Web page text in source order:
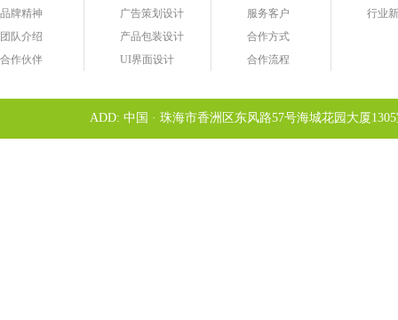
品牌精神
团队介绍
合作伙伴
广告策划设计
产品包装设计
UI界面设计
服务客户
合作方式
合作流程
行业
ADD: 中国 · 珠海市香洲区东风路57号海城花园大厦